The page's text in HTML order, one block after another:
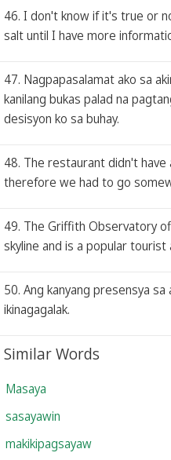
46. I don't know if it's true or
salt until I have more
47. Nagpapasalamat ako sa
kanilang bukas palad na
desisyon ko sa buhay.
48. The restaurant didn't
therefore we had to go
49. The Griffith Observatory
skyline and is a popular
50. Ang kanyang presensya
ikinagagalak.
Similar Words
Masaya
sasayawin
makikipagsayaw